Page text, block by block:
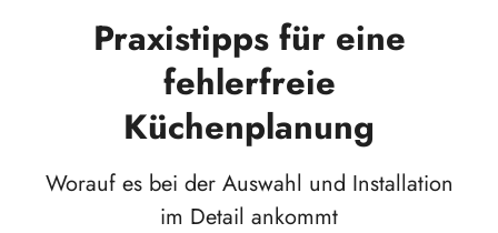
Praxistipps für eine
fehlerfreie
Küchenplanung
Worauf es bei der Auswahl und Installation
im Detail ankommt